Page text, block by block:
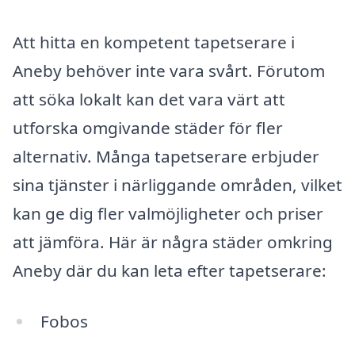
Att hitta en kompetent tapetserare i
Aneby behöver inte vara svårt. Förutom
att söka lokalt kan det vara värt att
utforska omgivande städer för fler
alternativ. Många tapetserare erbjuder
sina tjänster i närliggande områden, vilket
kan ge dig fler valmöjligheter och priser
att jämföra. Här är några städer omkring
Aneby där du kan leta efter tapetserare:
Fobos